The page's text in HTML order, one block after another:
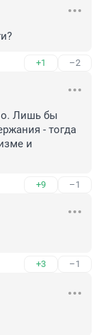
+1 –2
Лишь бы
- тогда
и
+9 –1
+3 –1